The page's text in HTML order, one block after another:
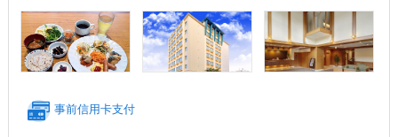
事前信用卡支付